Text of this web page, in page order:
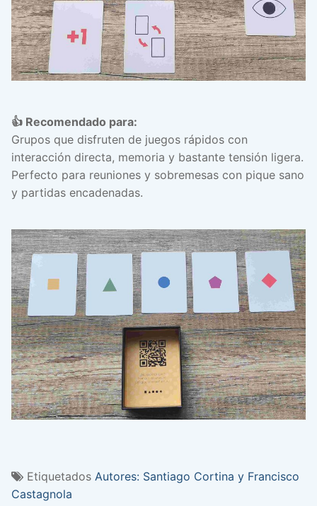
👍 Recomendado para:
Grupos que disfruten de juegos rápidos con
interacción directa, memoria y bastante tensión ligera.
Perfecto para reuniones y sobremesas con pique sano
y partidas encadenadas.
Etiquetados Autores: Santiago Cortina y Francisco
Castagnola